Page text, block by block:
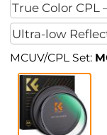
True Color CPL
Ultra-low
MCUV/CPL Set: